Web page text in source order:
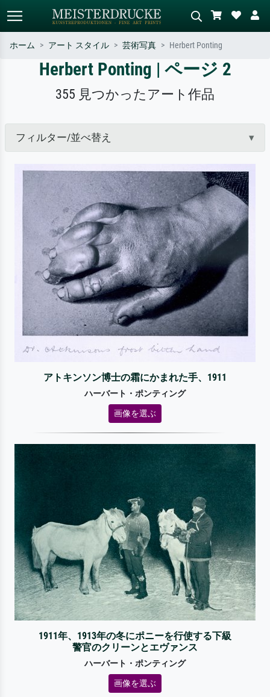
標準検索 AI画像検索
作家名・作品名・スタイルで検索
– 例：モネ、星月夜、印象派、北
シーンを説明してください – 例：
緑の草原、赤の多い抽象画、暗い
ド。
ホーム アート スタイル 芸術写真 Herbert Ponting
Herbert Ponting | ページ 2
355 見つかったアート作品
フィルター/並べ替え
アトキンソン博士の霜にかまれた手、1911
ハーバート・ポンティング
画像を選ぶ
1911年、1913年の冬にポニーを行使する下級
警官のクリーンとエヴァンス
ハーバート・ポンティング
画像を選ぶ